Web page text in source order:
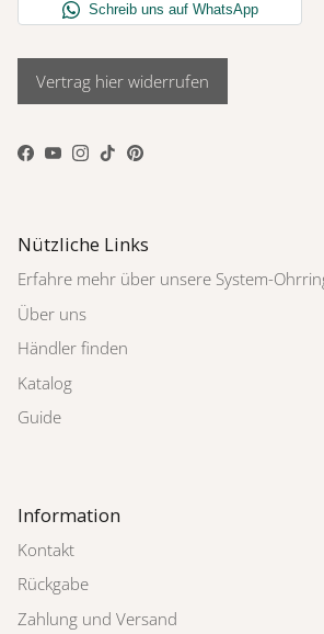
Vertrag hier widerrufen
Facebook
YouTube
Instagram
TikTokPinterest
Nützliche Links
Erfahre mehr über unsere System-
Über uns
Händler finden
Katalog
Guide
Information
Kontakt
Rückgabe
Zahlung und Versand